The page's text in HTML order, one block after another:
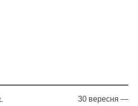
30 вересня —